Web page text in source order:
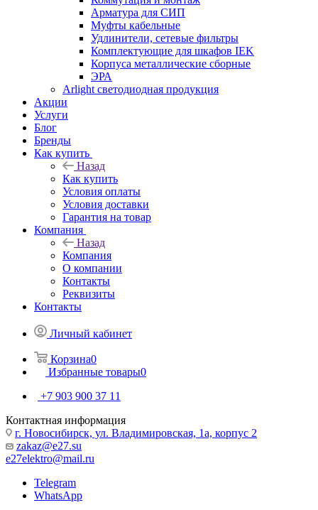
Арматура для СИП
Муфты кабельные
Удлинители, сетевые фильтры
Комплектующие для шкафов IEK
Корпуса металлические сборные
ЭРА
Arlight светодиодная продукция
Акции
Услуги
Блог
Бренды
Как купить
Назад
Как купить
Условия оплаты
Условия доставки
Гарантия на товар
Компания
Назад
Компания
О компании
Контакты
Реквизиты
Контакты
Личный кабинет
Корзина0
Избранные товары0
+7 903 900 37 11
Контактная информация
г. Новосибирск, ул. Владимировская, 1а, корпус 2
zakaz@e27.su
e27elektro@mail.ru
Telegram
WhatsApp